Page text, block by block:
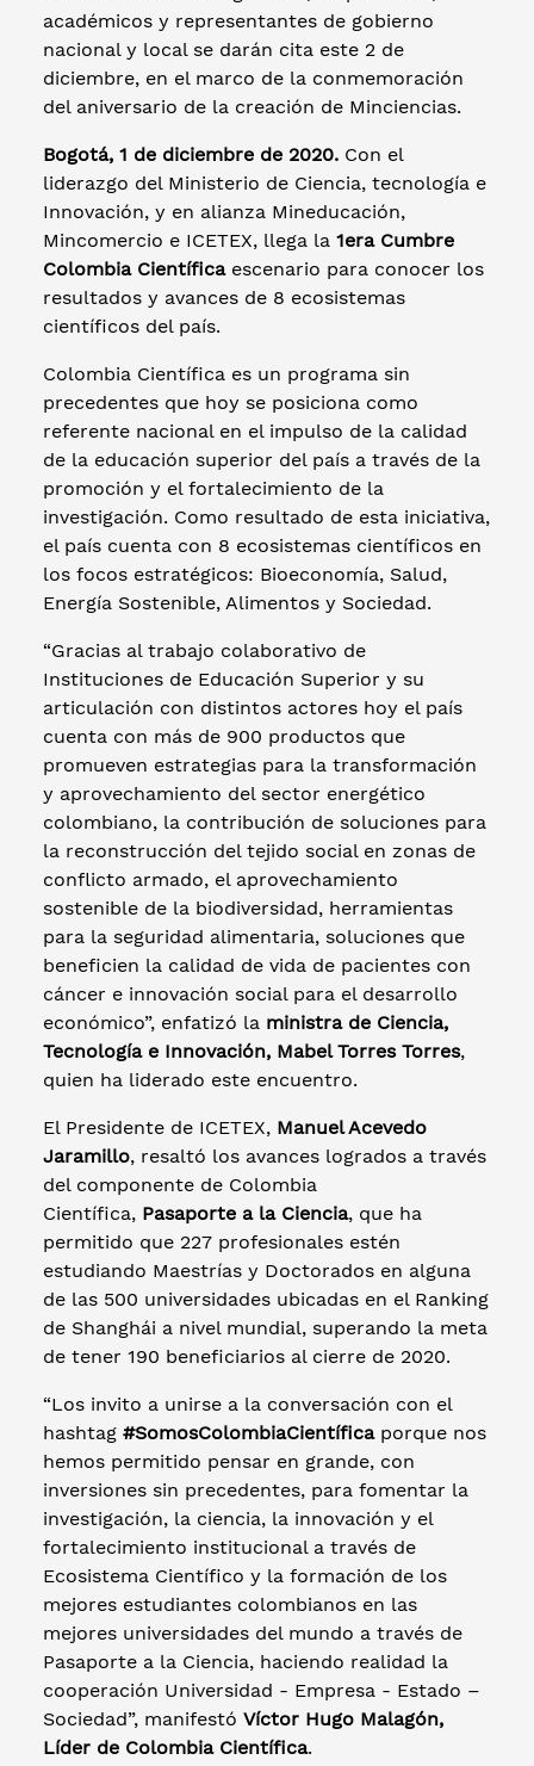
académicos y representantes de gobierno
nacional y local se darán cita este 2 de
diciembre, en el marco de la conmemoración
del aniversario de la creación de Minciencias.
Bogotá, 1 de diciembre de 2020. Con el
liderazgo del Ministerio de Ciencia, tecnología e
Innovación, y en alianza Mineducación,
Mincomercio e ICETEX, llega la 1era Cumbre
Colombia Científicaescenario para conocer los
resultados y avances de 8 ecosistemas
científicos del país.
Colombia Científica es un programa sin
precedentes que hoy se posiciona como
referente nacional en el impulso de la calidad
de la educación superior del país a través de la
promoción y el fortalecimiento de la
investigación. Como resultado de esta iniciativa,
el país cuenta con 8 ecosistemas científicos en
los focos estratégicos: Bioeconomía, Salud,
Energía Sostenible, Alimentos y Sociedad.
“Gracias al trabajo colaborativo de
Instituciones de Educación Superior y su
articulación con distintos actores hoy el país
cuenta con más de 900 productos que
promueven estrategias para la transformación
y aprovechamiento del sector energético
colombiano, la contribución de soluciones para
la reconstrucción del tejido social en zonas de
conflicto armado, el aprovechamiento
sostenible de la biodiversidad, herramientas
para la seguridad alimentaria, soluciones que
beneficien la calidad de vida de pacientes con
cáncer e innovación social para el desarrollo
económico”, enfatizó la ministra de Ciencia,
Tecnología e Innovación, Mabel Torres Torres,
quien ha liderado este encuentro.
El Presidente de ICETEX, Manuel Acevedo
Jaramillo, resaltó los avances logrados a través
del componente de Colombia
Científica, Pasaporte a la Ciencia, que ha
permitido que 227 profesionales estén
estudiando Maestrías y Doctorados en alguna
de las 500 universidades ubicadas en el Ranking
de Shanghái a nivel mundial, superando la meta
de tener 190 beneficiarios al cierre de 2020.
“Los invito a unirse a la conversación con el
hashtag #SomosColombiaCientíficaporque nos
hemos permitido pensar en grande, con
inversiones sin precedentes, para fomentar la
investigación, la ciencia, la innovación y el
fortalecimiento institucional a través de
Ecosistema Científico y la formación de los
mejores estudiantes colombianos en las
mejores universidades del mundo a través de
Pasaporte a la Ciencia, haciendo realidad la
cooperación Universidad - Empresa - Estado –
Sociedad”, manifestó Víctor Hugo Malagón,
Líder de Colombia Científica.